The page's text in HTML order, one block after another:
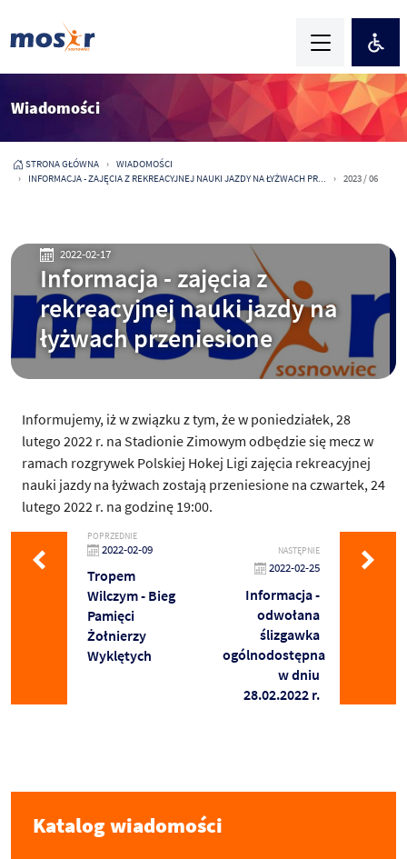
Wiadomości
STRONA GŁÓWNA
WIADOMOŚCI
INFORMACJA - ZAJĘCIA Z REKREACYJNEJ NAUKI JAZDY NA ŁYŻWACH PR...
2023 / 06
2022-02-17
Informacja - zajęcia z
rekreacyjnej nauki jazdy na
łyżwach przeniesione
Informujemy, iż w związku z tym, że w poniedziałek, 28
lutego 2022 r. na Stadionie Zimowym odbędzie się mecz w
ramach rozgrywek Polskiej Hokej Ligi zajęcia rekreacyjnej
nauki jazdy na łyżwach zostają przeniesione na czwartek, 24
lutego 2022 r. na godzinę 19:00.
POPRZEDNIE
2022-02-09
Tropem
Wilczym - Bieg
Pamięci
Żołnierzy
Wyklętych
NASTĘPNIE
2022-02-25
Informacja -
odwołana
ślizgawka
ogólnodostępna
w dniu
28.02.2022 r.
Katalog wiadomości